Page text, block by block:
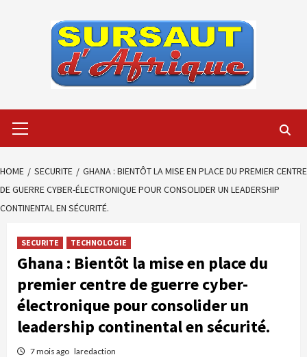
Menu
HOME SECURITE
GHANA : BIENTÔT LA MISE EN PLACE DU PREMIER CENTRE
DE GUERRE CYBER-ÉLECTRONIQUE POUR CONSOLIDER UN LEADERSHIP
CONTINENTAL EN SÉCURITÉ.
SECURITE TECHNOLOGIE
Ghana : Bientôt la mise en place du
premier centre de guerre cyber-
électronique pour consolider un
leadership continental en sécurité.
7 mois ago laredaction